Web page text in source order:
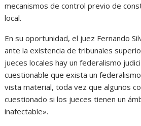
mecanismos de control previo de
local.
En su oportunidad, el juez Fernando
ante la existencia de tribunales
jueces locales hay un federalismo
cuestionable que exista un
vista material, toda vez que algunos
cuestionado si los jueces tienen un
inafectable».